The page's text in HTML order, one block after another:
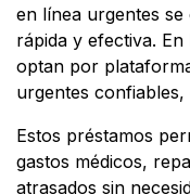
en línea urgentes
rápida y efectiva.
optan por
urgentes confiables,
Estos préstamos
gastos médicos,
atrasados sin